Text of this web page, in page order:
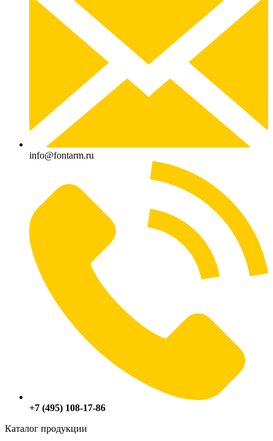
info@fontarm.ru
+7 (495) 108-17-86
Каталог продукции